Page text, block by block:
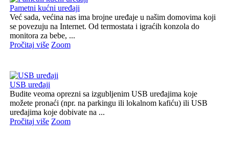
Pametni kućni uređaji
Već sada, većina nas ima brojne uređaje u našim domovima koji
se povezuju na Internet. Od termostata i igraćih konzola do
monitora za bebe, ...
Pročitaj više Zoom
USB uređaji
Budite veoma oprezni sa izgubljenim USB uređajima koje
možete pronaći (npr. na parkingu ili lokalnom kafiću) ili USB
uređajima koje dobivate na ...
Pročitaj više Zoom